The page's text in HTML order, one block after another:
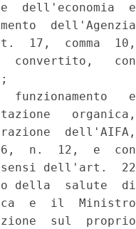
dell'economia  e
dell'Agenzia
17,  comma  10,
convertito,   con
funzionamento   e
organica,
dell'AIFA,
n.  12,  e  con
sensi dell'art.  22
della  salute  di
e  il  Ministro
sul  proprio